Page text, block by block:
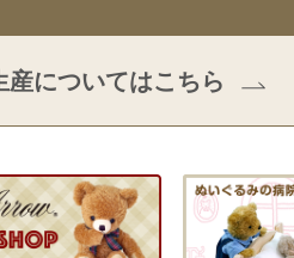
についてはこちら